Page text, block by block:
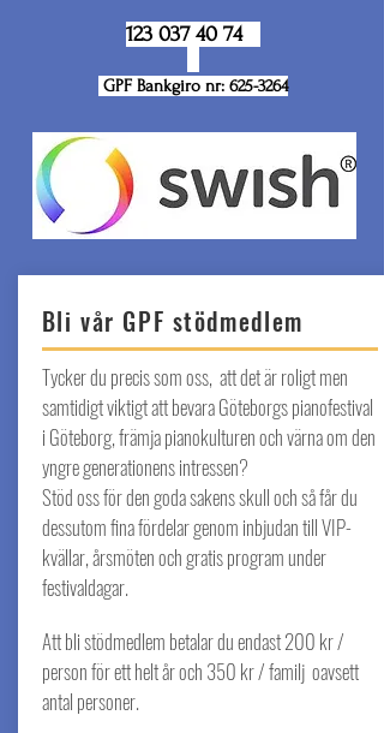
123 037 40 74
GPF Bankgiro nr: 625-3264
Bli vår GPF stödmedlem
Tycker du precis som oss, att det är roligt men
samtidigt viktigt att bevara Göteborgs pianofestival
i Göteborg, främja pianokulturen och värna om den
yngre generationens intressen?
Stöd oss för den goda sakens skull och så får du
dessutom fina fördelar genom inbjudan till VIP-
kvällar, årsmöten och gratis program under
festivaldagar.
Att bli stödmedlem betalar du endast 200 kr /
person för ett helt år och 350 kr / familj oavsett
antal personer.